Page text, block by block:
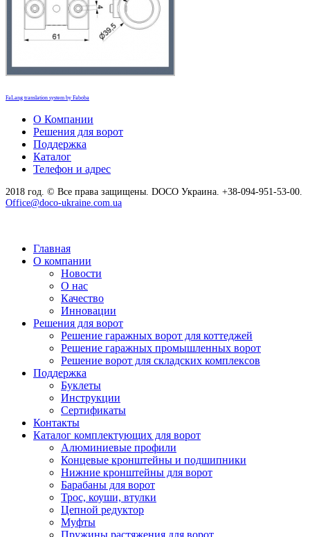
FaLang translation system by Faboba
О Компании
Решения для ворот
Поддержка
Каталог
Телефон и адрес
2018 год. © Все права защищены. DOCO Украина. +38-094-951-53-00.
Office@doco-ukraine.com.ua
Главная
О компании
Новости
О нас
Качество
Инновации
Решения для ворот
Решение гаражных ворот для коттеджей
Решение гаражных промышленных ворот
Решение ворот для складских комплексов
Поддержка
Буклеты
Инструкции
Сертификаты
Контакты
Каталог комплектующих для ворот
Алюминиевые профили
Концевые кронштейны и подшипники
Нижние кронштейны для ворот
Барабаны для ворот
Трос, коуши, втулки
Цепной редуктор
Муфты
Пружины растяжения для ворот